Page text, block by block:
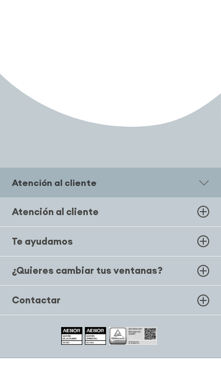
Atención al cliente
Atención al cliente
Te ayudamos
¿Quieres cambiar tus ventanas?
Contactar